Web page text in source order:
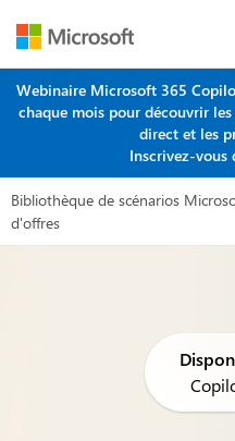
Webinaire Microsoft 365
chaque mois pour découvrir
direct et les
Inscrivez-vous
Bibliothèque de scénarios
d'offres